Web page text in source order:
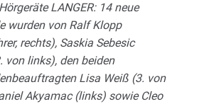
LANGER: 14 neue
wurden von Ralf Klopp
rechts), Saskia Sebesic
von links), den beiden
Lisa Weiß (3. von
Akyamac (links) sowie Cleo